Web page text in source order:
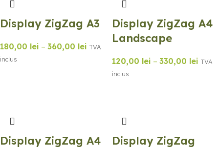
Display ZigZag A3
180,00 lei – 360,00 lei TVA
inclus
Display ZigZag A4
Landscape
120,00 lei – 330,00 lei TVA
inclus
Display ZigZag A4
Display ZigZag